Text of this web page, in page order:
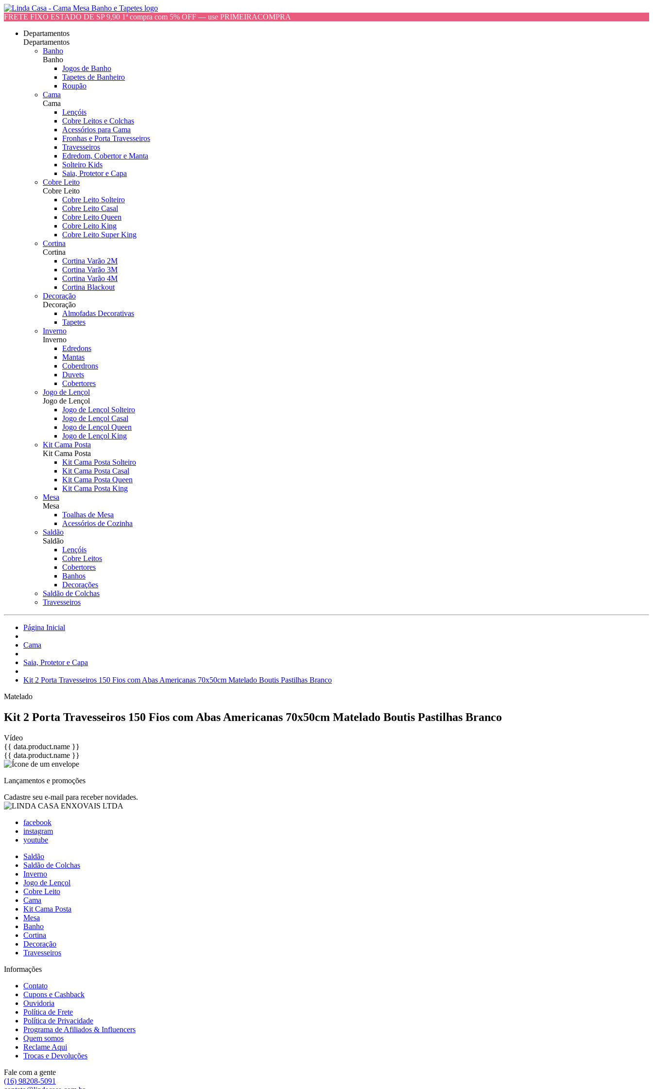
FRETE FIXO ESTADO DE SP 9,90 1ª compra com 5% OFF — use PRIMEIRACOMPRA
Departamentos
Departamentos
Banho
Banho
Jogos de Banho
Tapetes de Banheiro
Roupão
Cama
Cama
Lençóis
Cobre Leitos e Colchas
Acessórios para Cama
Fronhas e Porta Travesseiros
Travesseiros
Edredom, Cobertor e Manta
Solteiro Kids
Saia, Protetor e Capa
Cobre Leito
Cobre Leito
Cobre Leito Solteiro
Cobre Leito Casal
Cobre Leito Queen
Cobre Leito King
Cobre Leito Super King
Cortina
Cortina
Cortina Varão 2M
Cortina Varão 3M
Cortina Varão 4M
Cortina Blackout
Decoração
Decoração
Almofadas Decorativas
Tapetes
Inverno
Inverno
Edredons
Mantas
Coberdrons
Duvets
Cobertores
Jogo de Lençol
Jogo de Lençol
Jogo de Lençol Solteiro
Jogo de Lençol Casal
Jogo de Lençol Queen
Jogo de Lençol King
Kit Cama Posta
Kit Cama Posta
Kit Cama Posta Solteiro
Kit Cama Posta Casal
Kit Cama Posta Queen
Kit Cama Posta King
Mesa
Mesa
Toalhas de Mesa
Acessórios de Cozinha
Saldão
Saldão
Lençóis
Cobre Leitos
Cobertores
Banhos
Decorações
Saldão de Colchas
Travesseiros
Página Inicial
Cama
Saia, Protetor e Capa
Kit 2 Porta Travesseiros 150 Fios com Abas Americanas 70x50cm Matelado Boutis Pastilhas Branco
Matelado
Kit 2 Porta Travesseiros 150 Fios com Abas Americanas 70x50cm Matelado Boutis Pastilhas Branco
Vídeo
{{ data.product.name }}
{{ data.product.name }}
Lançamentos e promoções
Cadastre seu e-mail para receber novidades.
facebook
instagram
youtube
Saldão
Saldão de Colchas
Inverno
Jogo de Lençol
Cobre Leito
Cama
Kit Cama Posta
Mesa
Banho
Cortina
Decoração
Travesseiros
Informações
Contato
Cupons e Cashback
Ouvidoria
Política de Frete
Política de Privacidade
Programa de Afiliados & Influencers
Quem somos
Reclame Aqui
Trocas e Devoluções
Fale com a gente
(16) 98208-5091